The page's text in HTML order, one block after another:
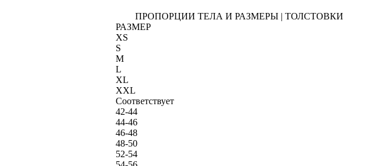
ПРОПОРЦИИ ТЕЛА И РАЗМЕРЫ | ТОЛСТОВКИ
РАЗМЕР
XS
S
M
L
XL
XXL
Соответствует
42-44
44-46
46-48
48-50
52-54